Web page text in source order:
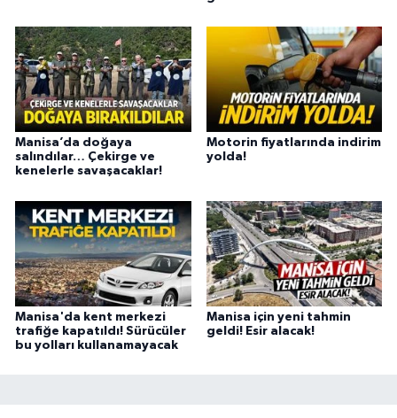
Manisa’da doğaya
salındılar… Çekirge ve
kenelerle savaşacaklar!
Motorin fiyatlarında indirim
yolda!
Manisa'da kent merkezi
trafiğe kapatıldı! Sürücüler
bu yolları kullanamayacak
Manisa için yeni tahmin
geldi! Esir alacak!